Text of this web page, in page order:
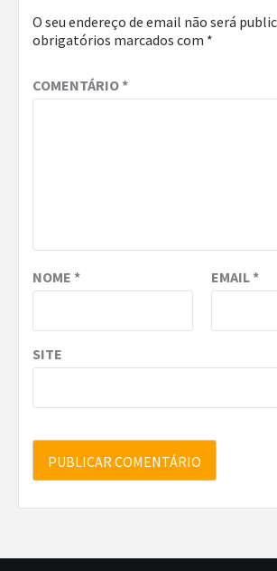
O seu endereço de email não será
obrigatórios marcados com *
COMENTÁRIO*
NOME * EMAIL*
SITE